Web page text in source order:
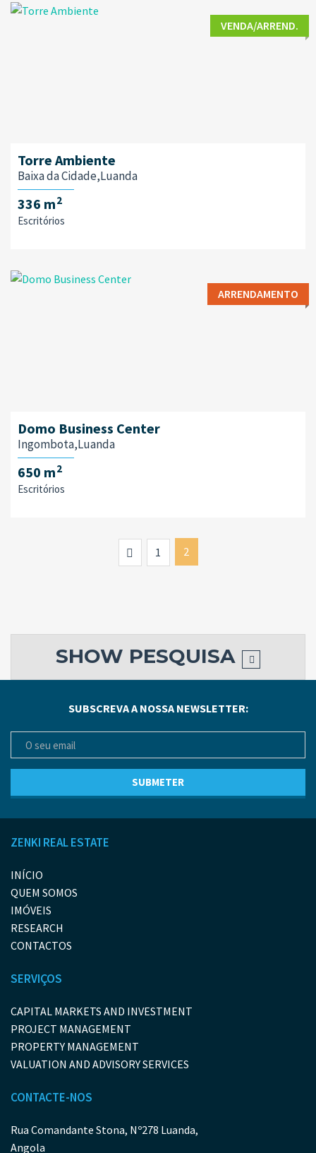
VENDA/ARREND.
Torre Ambiente
Baixa da Cidade,Luanda
336 m2
Escritórios
ARRENDAMENTO
Domo Business Center
Ingombota,Luanda
650 m2
Escritórios
Previous
1 2
SHOW PESQUISA
SUBSCREVA A NOSSA NEWSLETTER:
ZENKI REAL ESTATE
INÍCIO
QUEM SOMOS
IMÓVEIS
RESEARCH
CONTACTOS
SERVIÇOS
CAPITAL MARKETS AND INVESTMENT
PROJECT MANAGEMENT
PROPERTY MANAGEMENT
VALUATION AND ADVISORY SERVICES
CONTACTE-NOS
Rua Comandante Stona, Nº278 Luanda,
Angola